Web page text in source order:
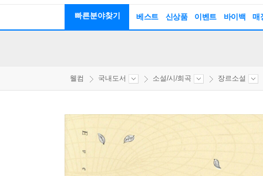
빠른분야찾기 베스트 신상품 이벤트 바이백 매
웰컴 국내도서 소설/시/희곡 장르소설